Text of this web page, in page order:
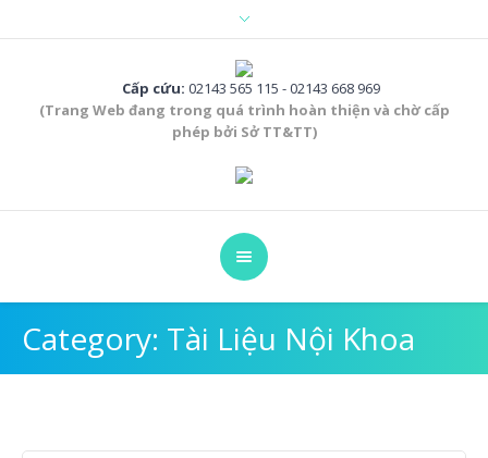
Cấp cứu: 02143 565 115 - 02143 668 969
(Trang Web đang trong quá trình hoàn thiện và chờ cấp
phép bởi Sở TT&TT)
Category: Tài Liệu Nội Khoa